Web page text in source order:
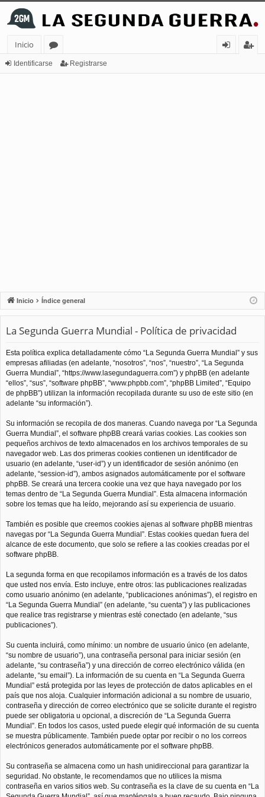
Inicio
or
Identificarse Registrarse
Inicio Índice general
La Segunda Guerra Mundial - Política de privacidad
Esta política explica detalladamente cómo “La Segunda Guerra Mundial” y sus
empresas afiliadas (en adelante, “nosotros”, “nos”, “nuestro”, “La Segunda
Guerra Mundial”, “https://www.lasegundaguerra.com”) y phpBB (en adelante
“ellos”, “sus”, “software phpBB”, “www.phpbb.com”, “phpBB Limited”, “Equipo
de phpBB”) utilizan la información recopilada durante su uso de este sitio (en
adelante “su información”).
Su información se recopila de dos maneras. Cuando navega por “La Segunda
Guerra Mundial”, el software phpBB creará varias cookies. Las cookies son
pequeños archivos de texto almacenados en los archivos temporales de su
navegador web. Las dos primeras cookies contienen un identificador de
usuario (en adelante, “user-id”) y un identificador de sesión anónimo (en
adelante, “session-id”), ambos asignados automáticamente por el software
phpBB. Se creará una tercera cookie una vez que haya navegado por los
temas dentro de “La Segunda Guerra Mundial”. Esta almacena información
sobre los temas que ha leído, mejorando así su experiencia de usuario.
También es posible que creemos cookies ajenas al software phpBB mientras
navegas por “La Segunda Guerra Mundial”. Estas cookies quedan fuera del
alcance de este documento, que solo se refiere a las cookies creadas por el
software phpBB.
La segunda forma en que recopilamos información es a través de los datos
que usted nos envía. Esto incluye, entre otros: las publicaciones realizadas
como usuario anónimo (en adelante, “publicaciones anónimas”), el registro en
“La Segunda Guerra Mundial” (en adelante, “su cuenta”) y las publicaciones
que realice tras registrarse y mientras esté conectado (en adelante, “sus
publicaciones”).
Su cuenta incluirá, como mínimo: un nombre de usuario único (en adelante,
“su nombre de usuario”), una contraseña personal para iniciar sesión (en
adelante, “su contraseña”) y una dirección de correo electrónico válida (en
adelante, “su email”). La información de su cuenta en “La Segunda Guerra
Mundial” está protegida por las leyes de protección de datos aplicables en el
país que nos aloja. Cualquier información adicional a su nombre de usuario,
contraseña y dirección de correo electrónico que se solicite durante el registro
puede ser obligatoria u opcional, a discreción de “La Segunda Guerra
Mundial”. En todos los casos, usted puede elegir qué información de su cuenta
se muestra públicamente. También puede optar por recibir o no los correos
electrónicos generados automáticamente por el software phpBB.
Su contraseña se almacena como un hash unidireccional para garantizar la
seguridad. No obstante, le recomendamos que no utilices la misma
contraseña en varios sitios web. Su contraseña es la clave de su cuenta en “La